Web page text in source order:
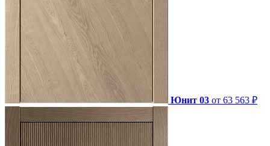
Юнит 03 от 63 563 ₽